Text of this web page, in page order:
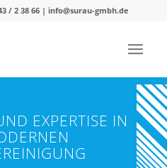
/ 2 38 66 | info@surau-gmbh.de
EXPERTISE IN